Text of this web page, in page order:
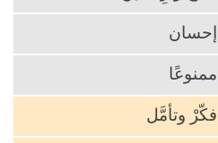
إحسان
ممنوعًا
فكّرْ وتأمَّل